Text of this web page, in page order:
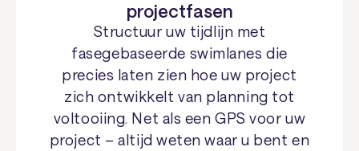
projectfasen
Structuur uw tijdlijn met
fasegebaseerde swimlanes die
precies laten zien hoe uw project
zich ontwikkelt van planning tot
voltooiing. Net als een GPS voor uw
project – altijd weten waar u bent en